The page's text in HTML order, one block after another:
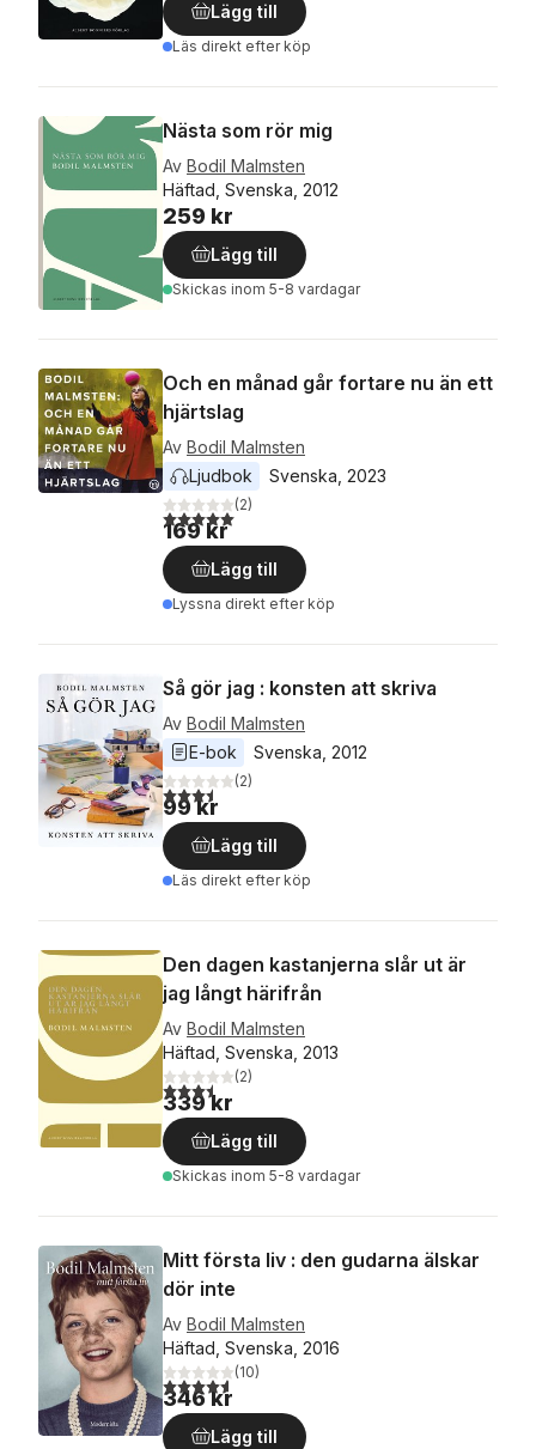
Lägg till
Läs direkt efter köp
Nästa som rör mig
Av Bodil Malmsten
Häftad, Svenska, 2012
259 kr
Lägg till
Skickas inom 5-8 vardagar
Och en månad går fortare nu än ett
hjärtslag
Av Bodil Malmsten
Ljudbok
Svenska 2023
5,0utav 5 stjärnor. Totalt antal röster:
(2)
169 kr
Lägg till
Lyssna direkt efter köp
Så gör jag : konsten att skriva
Av Bodil Malmsten
E-bok
Svenska 2012
3,5utav 5 stjärnor. Totalt antal röster:
(2)
99 kr
Lägg till
Läs direkt efter köp
Den dagen kastanjerna slår ut är
jag långt härifrån
Av Bodil Malmsten
Häftad, Svenska, 2013
3,5utav 5 stjärnor. Totalt antal röster:
(2)
339 kr
Lägg till
Skickas inom 5-8 vardagar
Mitt första liv : den gudarna älskar
dör inte
Av Bodil Malmsten
Häftad, Svenska, 2016
4,6utav 5 stjärnor. Totalt antal röster:
(10)
346 kr
Lägg till